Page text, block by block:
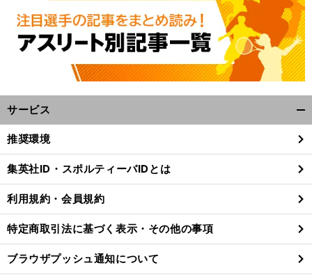
。
最
前
サービス
閉
る
推奨環境
集英社ID・スポルティーバIDとは
利用規約・会員規約
特定商取引法に基づく表示・その他の事項
ブラウザプッシュ通知について